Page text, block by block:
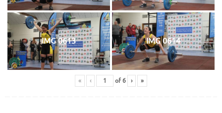
IMG 0613 IMG 0614
« ‹ of6 › »